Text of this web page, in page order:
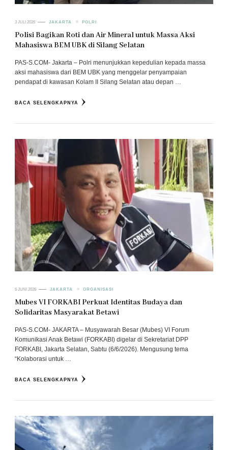
3 JULI 2026 JAKARTA POLRI
Polisi Bagikan Roti dan Air Mineral untuk Massa Aksi
Mahasiswa BEM UBK di Silang Selatan
PAS-S.COM- Jakarta – Polri menunjukkan kepedulian kepada massa
aksi mahasiswa dari BEM UBK yang menggelar penyampaian
pendapat di kawasan Kolam II Silang Selatan atau depan …
BACA SELENGKAPNYA
6 JUNI 2026 JAKARTA ORGANISASI
Mubes VI FORKABI Perkuat Identitas Budaya dan
Solidaritas Masyarakat Betawi
PAS-S.COM- JAKARTA – Musyawarah Besar (Mubes) VI Forum
Komunikasi Anak Betawi (FORKABI) digelar di Sekretariat DPP
FORKABI, Jakarta Selatan, Sabtu (6/6/2026). Mengusung tema
“Kolaborasi untuk …
BACA SELENGKAPNYA